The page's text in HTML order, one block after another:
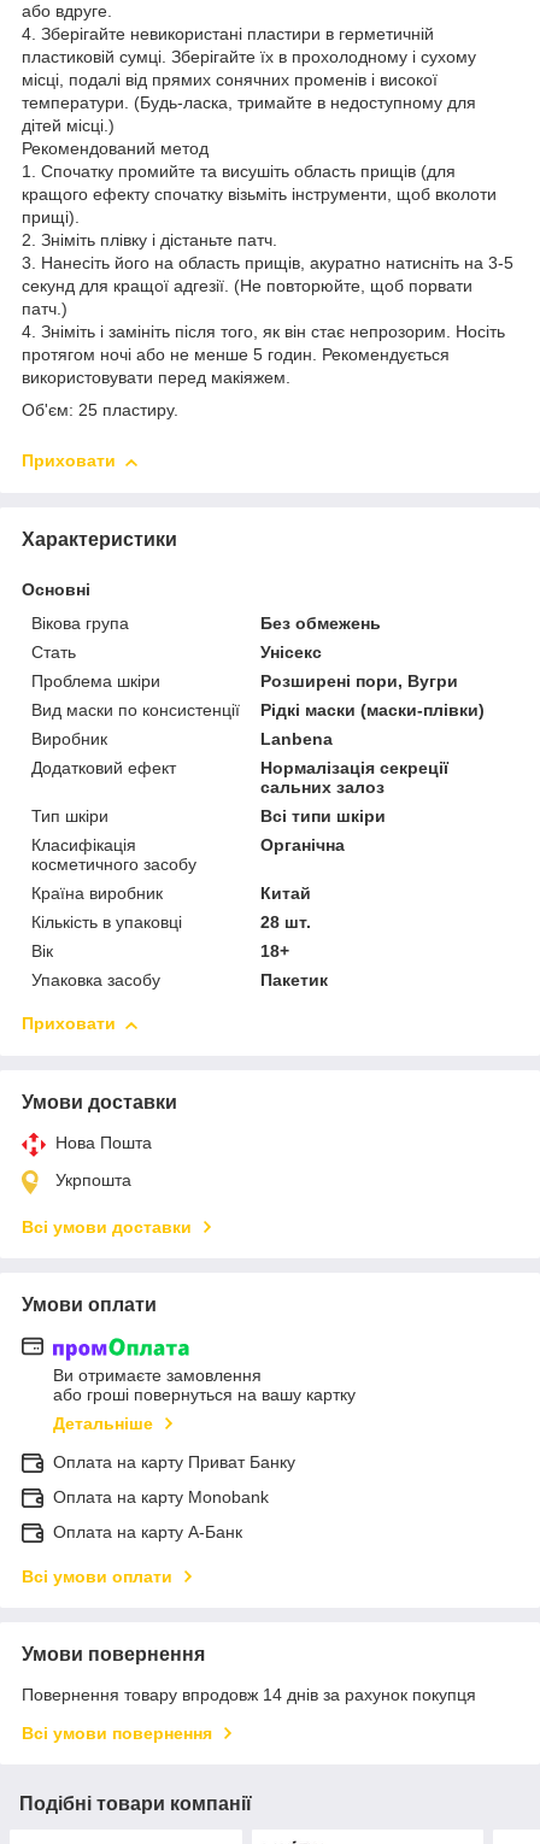
або вдруге.
4. Зберігайте невикористані пластири в герметичній
пластиковій сумці. Зберігайте їх в прохолодному і сухому
місці, подалі від прямих сонячних променів і високої
температури. (Будь-ласка, тримайте в недоступному для
дітей місці.)
Рекомендований метод
1. Спочатку промийте та висушіть область прищів (для
кращого ефекту спочатку візьміть інструменти, щоб вколоти
прищі).
2. Зніміть плівку і дістаньте патч.
3. Нанесіть його на область прищів, акуратно натисніть на 3-5
секунд для кращої адгезії. (Не повторюйте, щоб порвати
патч.)
4. Зніміть і замініть після того, як він стає непрозорим. Носіть
протягом ночі або не менше 5 годин. Рекомендується
використовувати перед макіяжем.
Об'єм: 25 пластиру.
Приховати
Характеристики
Основні
Вікова група
Без обмежень
Стать
Унісекс
Проблема шкіри
Розширені пори, Вугри
Вид маски по консистенції
Рідкі маски (маски-плівки)
Виробник
Lanbena
Додатковий ефект
Нормалізація секреції
сальних залоз
Тип шкіри
Всі типи шкіри
Класифікація
косметичного засобу
Органічна
Країна виробник
Китай
Кількість в упаковці
28 шт.
Вік
18+
Упаковка засобу
Пакетик
Приховати
Умови доставки
Нова Пошта
Укрпошта
Всі умови доставки
Умови оплати
Ви отримаєте замовлення
або гроші повернуться на вашу картку
Детальніше
Оплата на карту Приват Банку
Оплата на карту Monobank
Оплата на карту А-Банк
Всі умови оплати
Умови повернення
Повернення товару впродовж 14 днів за рахунок покупця
Всі умови повернення
Подібні товари компанії